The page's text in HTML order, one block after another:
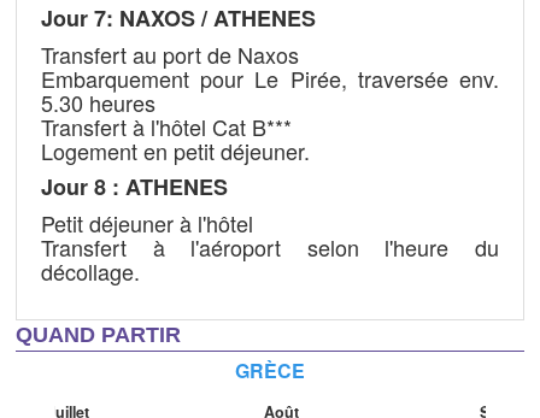
Jour 7: NAXOS / ATHENES
Transfert au port de Naxos
Embarquement pour Le Pirée, traversée env.
5.30 heures
Transfert à l'hôtel Cat B***
Logement en petit déjeuner.
Jour 8 : ATHENES
Petit déjeuner à l'hôtel
Transfert à l'aéroport selon l'heure du
décollage.
QUAND PARTIR
GRÈCE